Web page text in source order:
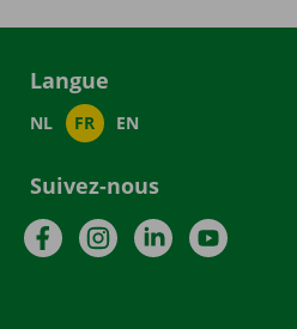
Langue
NL FR EN
Suivez-nous
FacebookInstagramLinkedInYouTube